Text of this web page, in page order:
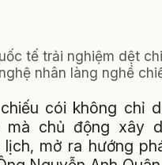
tế trải nghiệm dệt
nhân làng nghề
cói không chỉ
mà chủ động xây
mở ra hướng